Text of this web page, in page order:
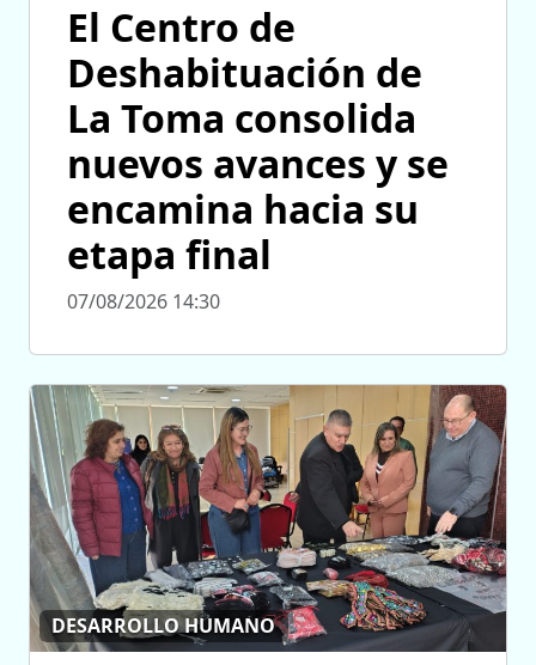
El Centro de
Deshabituación de
La Toma consolida
nuevos avances y se
encamina hacia su
etapa final
07/08/2026 14:30
DESARROLLO HUMANO